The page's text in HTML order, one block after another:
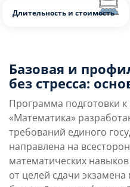
Приобретаемые навыки
Длительность и
Базовая и
без стресса:
Программа подготовки
«Математика»
требований единого
направлена на
математических
от целей сдачи